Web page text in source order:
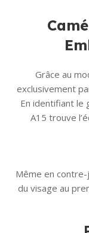
Grâce au
exclusivement
En identifiant le
A15 trouve
Même en
du visage au